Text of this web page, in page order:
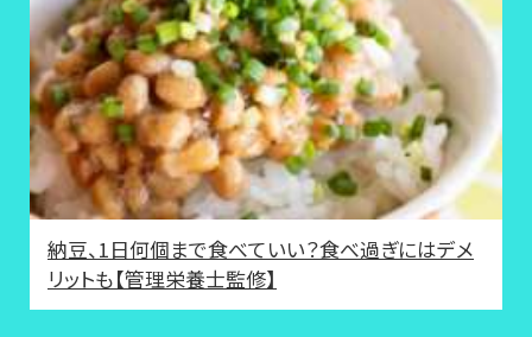
納豆、1日何個まで食べていい？食べ過ぎにはデメ
リットも【管理栄養士監修】